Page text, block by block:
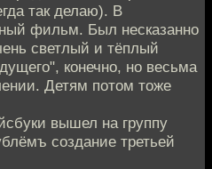
так делаю). В
фильм. Был несказанно
светлый и тёплый
конечно, но весьма
Детям потом тоже
вышел на группу
создание третьей